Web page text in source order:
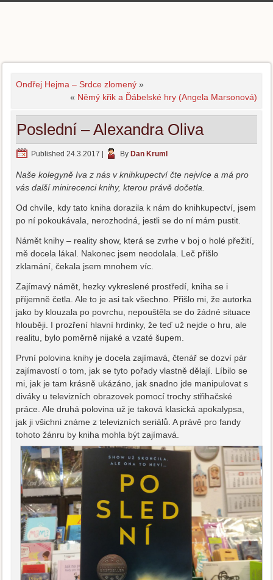
Ondřej Hejma – Srdce zlomený »
« Němý křik a Ďábelské hry (Angela Marsonová)
Poslední – Alexandra Oliva
Published 24.3.2017 By Dan Kruml
Naše kolegyně Iva z nás v knihkupectví čte nejvíce a má pro
vás další minirecenci knihy, kterou právě dočetla.
Od chvíle, kdy tato kniha dorazila k nám do knihkupectví, jsem
po ní pokoukávala, nerozhodná, jestli se do ní mám pustit.
Námět knihy – reality show, která se zvrhe v boj o holé přežití,
mě docela lákal. Nakonec jsem neodolala. Leč přišlo
zklamání, čekala jsem mnohem víc.
Zajímavý námět, hezky vykreslené prostředí, kniha se i
příjemně četla. Ale to je asi tak všechno. Přišlo mi, že autorka
jako by klouzala po povrchu, nepouštěla se do žádné situace
hlouběji. I prozření hlavní hrdinky, že teď už nejde o hru, ale
realitu, bylo poměrně nijaké a vzaté šupem.
První polovina knihy je docela zajímavá, čtenář se dozví pár
zajímavostí o tom, jak se tyto pořady vlastně dělají. Líbilo se
mi, jak je tam krásně ukázáno, jak snadno jde manipulovat s
diváky u televizních obrazovek pomocí trochy střihačské
práce. Ale druhá polovina už je taková klasická apokalypsa,
jak ji všichni známe z televizních seriálů. A právě pro fandy
tohoto žánru by kniha mohla být zajímavá.